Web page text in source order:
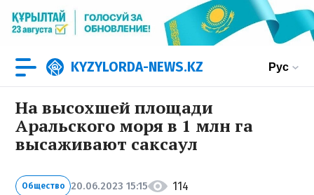
KYZYLORDA-NEWS.KZ Рус
На высохшей площади
Аральского моря в 1 млн га
высаживают саксаул
Общество 20.06.2023 15:15 114